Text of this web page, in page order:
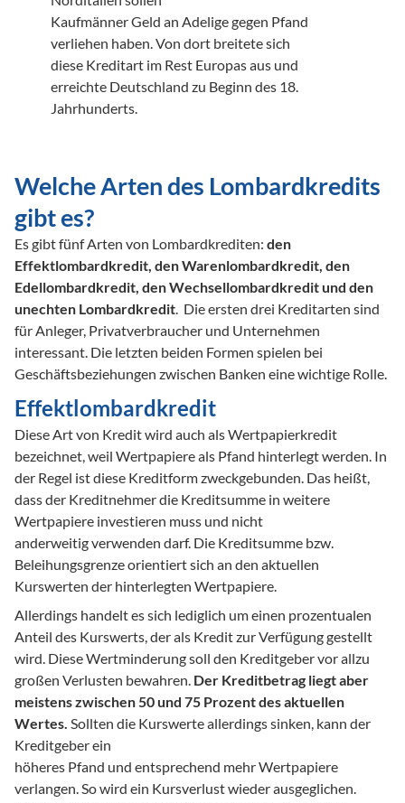
Kaufmänner Geld an Adelige gegen Pfand
verliehen haben. Von dort breitete sich
diese Kreditart im Rest Europas aus und
erreichte Deutschland zu Beginn des 18.
Jahrhunderts.
Welche Arten des Lombardkredits
gibt es?
Es gibt fünf Arten von Lombardkrediten: den
Effektlombardkredit, den Warenlombardkredit, den
Edellombardkredit, den Wechsellombardkredit und den
unechten Lombardkredit.  Die ersten drei Kreditarten sind
für Anleger, Privatverbraucher und Unternehmen
interessant. Die letzten beiden Formen spielen bei
Geschäftsbeziehungen zwischen Banken eine wichtige Rolle.
Effektlombardkredit
Diese Art von Kredit wird auch als Wertpapierkredit
bezeichnet, weil Wertpapiere als Pfand hinterlegt werden. In
der Regel ist diese Kreditform zweckgebunden. Das heißt,
dass der Kreditnehmer die Kreditsumme in weitere
Wertpapiere investieren muss und nicht
anderweitig verwenden darf. Die Kreditsumme bzw.
Beleihungsgrenze orientiert sich an den aktuellen
Kurswerten der hinterlegten Wertpapiere.
Allerdings handelt es sich lediglich um einen prozentualen
Anteil des Kurswerts, der als Kredit zur Verfügung gestellt
wird. Diese Wertminderung soll den Kreditgeber vor allzu
großen Verlusten bewahren. Der Kreditbetrag liegt aber
meistens zwischen 50 und 75 Prozent des aktuellen
Wertes. Sollten die Kurswerte allerdings sinken, kann der
Kreditgeber ein
höheres Pfand und entsprechend mehr Wertpapiere
verlangen. So wird ein Kursverlust wieder ausgeglichen.